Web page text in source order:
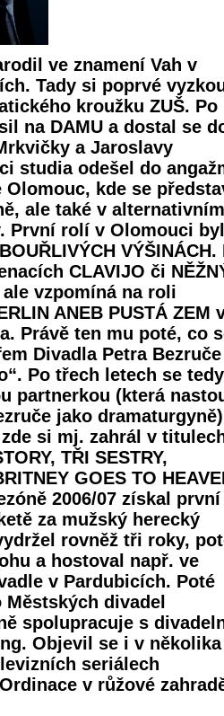
ve znamení Vah v
Tady si poprvé
kroužku ZUŠ. Po
na DAMU a dostal se
a Jaroslavy
studia odešel do
Olomouc, kde se
ale také v alternativním
První rolí v Olomouci byl
VÝŠINÁCH.
CLAVIJO či
vzpomíná na roli
ANEB PUSTÁ ZEM
Právě ten mu poté, co
Divadla Petra
Po třech letech se tedy
partnerkou (která
jako dramaturgyně)
si mj. zahrál v
TŘI SESTRY,
GOES TO
2006/07 získal první
za mužský herecký
rovněž tři roky,
a hostoval např. ve
v Pardubicích. Poté
divadel
spolupracuje s
Objevil se i v několika
seriálech
v růžové